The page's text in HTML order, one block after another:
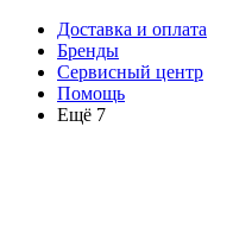
Доставка и оплата
Бренды
Сервисный центр
Помощь
Ещё 7